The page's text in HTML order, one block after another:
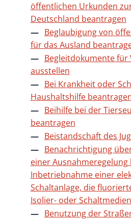
öffentlichen Urkunden
Deutschland beantragen
Beglaubigung von
für das Ausland
Begleitdokumente
ausstellen
Bei Krankheit oder
Haushaltshilfe
Beihilfe bei der
beantragen
Beistandschaft des
Benachrichtigung
einer Ausnahmeregelung
Inbetriebnahme einer
Schaltanlage, die
Isolier- oder
Benutzung der